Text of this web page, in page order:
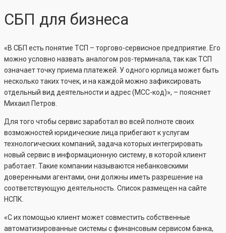
СБП для бизнеса
«В СБП есть понятие ТСП – торгово-сервисное предприятие. Его
можно условно назвать аналогом pos-терминала, так как ТСП
означает точку приема платежей. У одного юрлица может быть
несколько таких точек, и на каждой можно зафиксировать
отдельный вид деятельности и адрес (МСС-код)», – поясняет
Михаил Петров.
Для того чтобы сервис заработал во всей полноте своих
возможностей юридические лица прибегают к услугам
технологических компаний, задача которых интегрировать
новый сервис в информационную систему, в которой клиент
работает. Такие компании называются небанковскими
доверенными агентами, они должны иметь разрешение на
соответствующую деятельность. Список размещен на сайте
НСПК.
«С их помощью клиент может совместить собственные
автоматизированные системы с финансовым сервисом банка,